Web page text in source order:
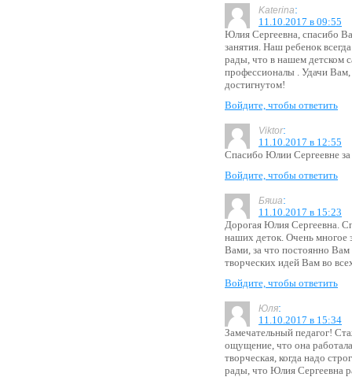
Katerina:
11.10.2017 в 09:55
Юлия Сергеевна, спасибо
занятия. Наш ребенок
рады, что в нашем детском
профессионалы . Удачи Вам,
достигнутом!
Войдите, чтобы ответить
Viktor:
11.10.2017 в 12:55
Спасибо Юлии Сергеевне за
Войдите, чтобы ответить
Бяша:
11.10.2017 в 15:23
Дорогая Юлия Сергеевна.
наших деток. Очень многое
Вами, за что постоянно
творческих идей Вам во
Войдите, чтобы ответить
Юля:
11.10.2017 в 15:34
Замечательный педагог!
ощущение, что она
творческая, когда надо
рады, что Юлия Сергеевна